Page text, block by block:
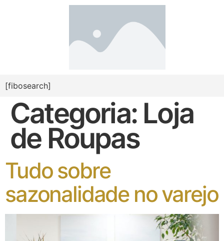
[fibosearch]
Categoria: Loja
de Roupas
Tudo sobre
sazonalidade no varejo